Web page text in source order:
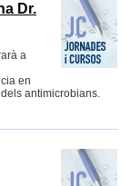
Dr.
a
en
antimicrobians.